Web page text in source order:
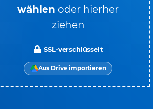
wählen oder hierher
ziehen
SSL-verschlüsselt
Aus Drive importieren